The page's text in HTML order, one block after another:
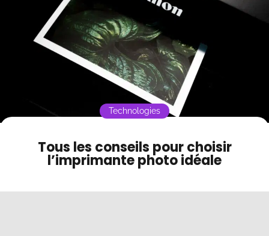
Mode sombre
multifonction pour la photo ?
Tous les conseils pour choisir
l’imprimante photo idéale
Technologies